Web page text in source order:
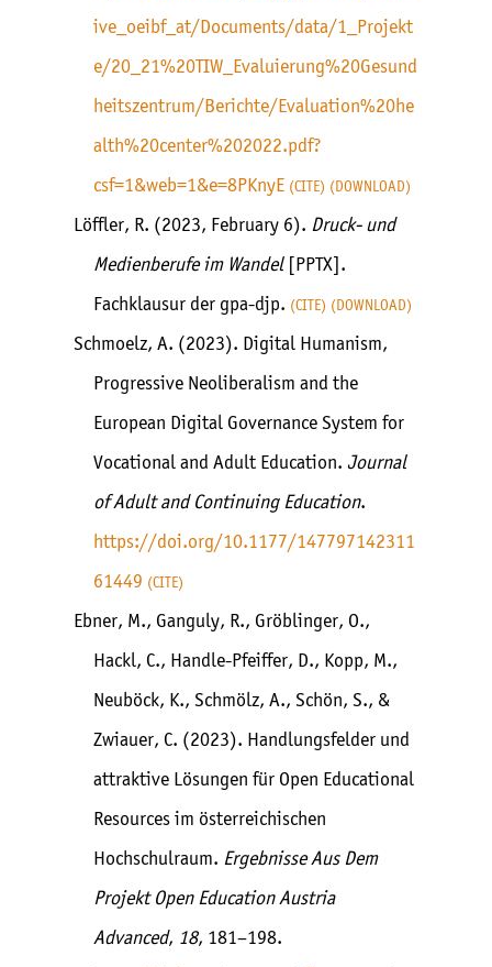
ive_oeibf_at/Documents/data/1_Projekt
e/20_21%20TIW_Evaluierung%20Gesund
heitszentrum/Berichte/Evaluation%20he
alth%20center%202022.pdf?
csf=1&web=1&e=8PKnyE
CITE DOWNLOAD
Löffler, R. (2023, February 6). Druck- und
Medienberufe im Wandel[PPTX].
Fachklausur der gpa-djp.
CITE DOWNLOAD
Schmoelz, A. (2023). Digital Humanism,
Progressive Neoliberalism and the
European Digital Governance System for
Vocational and Adult Education. Journal
of Adult and Continuing Education.
https://doi.org/10.1177/147797142311
61449
CITE
Ebner, M., Ganguly, R., Gröblinger, O.,
Hackl, C., Handle-Pfeiffer, D., Kopp, M.,
Neuböck, K., Schmölz, A., Schön, S., &
Zwiauer, C. (2023). Handlungsfelder und
attraktive Lösungen für Open Educational
Resources im österreichischen
Hochschulraum. Ergebnisse Aus Dem
Projekt Open Education Austria
Advanced, 18, 181–198.